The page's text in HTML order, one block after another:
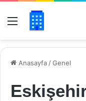
Menü
Anasayfa /Genel